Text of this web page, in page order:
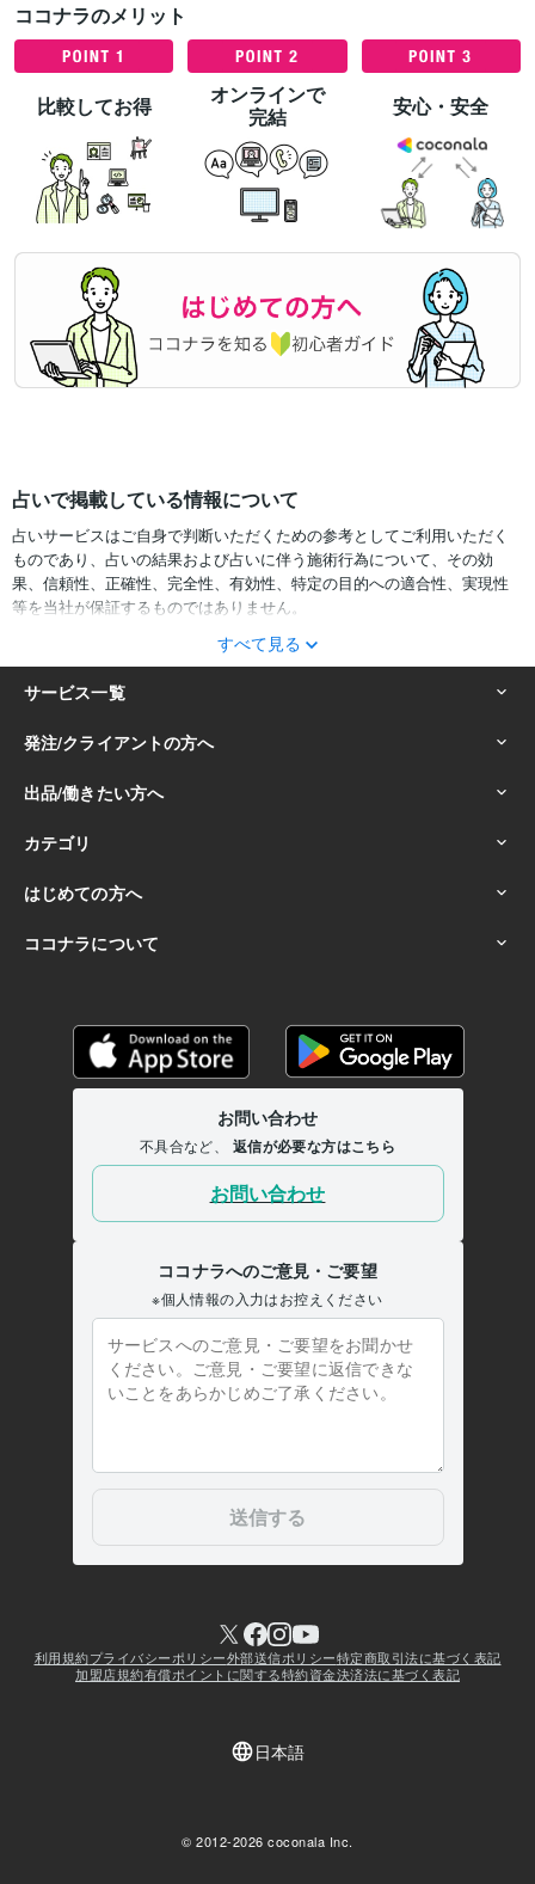
ココナラのメリット
比較してお得
オンラインで
完結
安心・安全
占いで掲載している情報について
占いサービスはご自身で判断いただくための参考としてご利用いただく
ものであり、占いの結果および占いに伴う施術行為について、その効
果、信頼性、正確性、完全性、有効性、特定の目的への適合性、実現性
等を当社が保証するものではありません。
サービスの結果をどのように利用するかは、お客様ご自身の自己責任に
おいて判断をお願いいたします。
占いの結果およびその内容を踏まえておこなったお客様の行動により生
ずる一切の損害について、当社および情報の提供者は一切責任を負いか
ねます。
すべて見る